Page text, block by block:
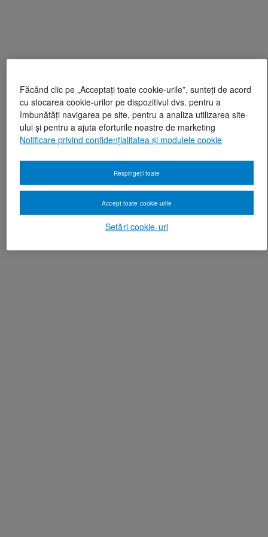
Făcând clic pe „Acceptați toate cookie-urile”, sunteți de acord
cu stocarea cookie-urilor pe dispozitivul dvs. pentru a
îmbunătăți navigarea pe site, pentru a analiza utilizarea site-
ului și pentru a ajuta eforturile noastre de marketing
Notificare privind confidențialitatea și modulele cookie
Setări cookie-uri
Respingeți toate
Accept toate cookie-urile